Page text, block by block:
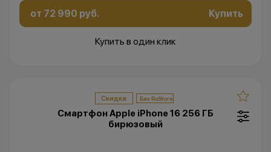
от 72 990 руб. Купить
Купить в один клик
Скидка
Смартфон Apple iPhone 16 256 ГБ
бирюзовый